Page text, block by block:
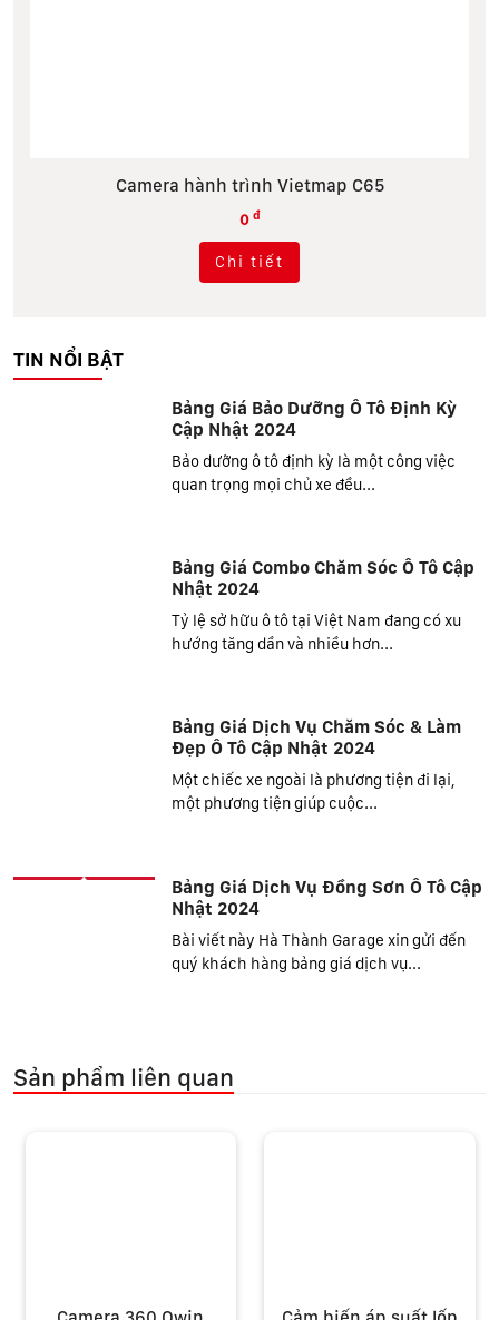
Camera hành trình
TIN NỔI BẬT
Bảng Giá Bảo Dưỡng Ô Tô Định Kỳ
Cập Nhật 2024
Bảo dưỡng ô tô định kỳ là một công việc
quan trọng mọi chủ xe đều...
Bảng Giá Combo Chăm Sóc Ô Tô Cập
Nhật 2024
Tỷ lệ sở hữu ô tô tại Việt Nam đang có xu
hướng tăng dần và nhiều hơn...
Bảng Giá Dịch Vụ Chăm Sóc & Làm
Đẹp Ô Tô Cập Nhật 2024
Một chiếc xe ngoài là phương tiện đi lại,
một phương tiện giúp cuộc...
Bảng Giá Dịch Vụ Đồng Sơn Ô Tô Cập
Nhật 2024
Bài viết này Hà Thành Garage xin gửi đến
quý khách hàng bảng giá dịch vụ...
Sản phẩm liên quan